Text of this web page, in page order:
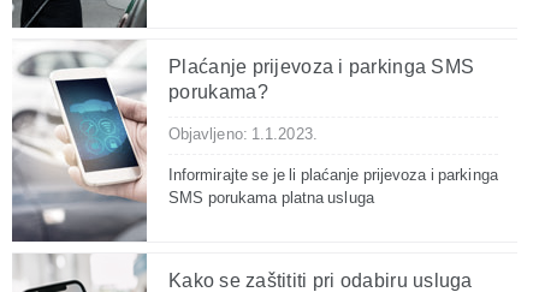
Plaćanje prijevoza i parkinga SMS
porukama?
Objavljeno: 1.1.2023.
Informirajte se je li plaćanje prijevoza i parkinga
SMS porukama platna usluga
Kako se zaštititi pri odabiru usluga